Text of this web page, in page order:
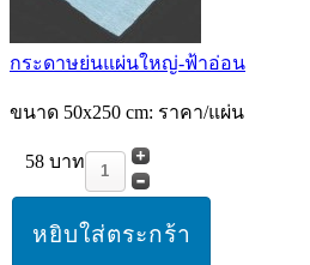
กระดาษย่นแผ่นใหญ่-ฟ้าอ่อน
ขนาด 50x250 cm: ราคา/แผ่น
58 บาท